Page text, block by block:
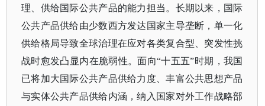
理、供给国际公共产品的能力担当。长期以来，国际
公共产品供给由少数西方发达国家主导垄断，单一化
供给格局导致全球治理在应对各类复合型、突发性挑
战时愈发凸显内在脆弱性。面向“十五五”时期，我国
已将加大国际公共产品供给力度、丰富公共思想产品
与实体公共产品供给内涵，纳入国家对外工作战略部